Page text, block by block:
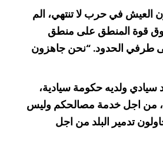
العيش في حرب لا تنتهي، الم
لتفوق قوة المنطق على منطق
طرفي الحدود. “نحن جاهزون
سيادي ولديه حكومة سيادية،
من اجل خدمة مصالحكم وليس
تدمير البلد من اجل